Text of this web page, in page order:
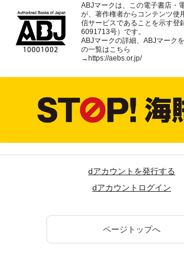
ABJマークは、この電子書店・
が、著作権者からコンテンツ使
信サービスであることを示す登
6091713号）です。
ABJマークの詳細、ABJマーク
の一覧はこちら
→https://aebs.or.jp/
dアカウントを発行する
dアカウントログイン
ページトップへ